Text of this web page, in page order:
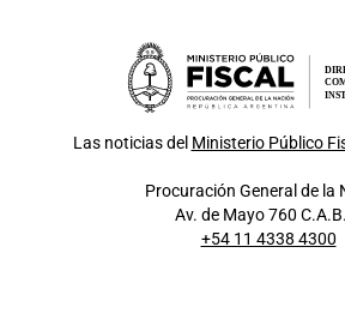
Las noticias del Ministerio Público
Procuración General de la
Av. de Mayo 760
+54 11 4338 4300